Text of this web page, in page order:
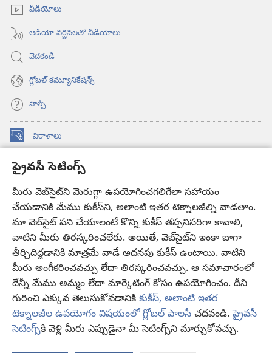
ప్రైవసీ సెటింగ్స్
మీరు వెబ్‌సైట్‌ని మెరుగ్గా ఉపయోగించగలిగేలా సహాయం
చేయడానికి మేము కుకీస్‌ని, అలాంటి ఇతర టెక్నాలజీల్ని వాడతాం.
మా వెబ్‌సైట్‌ పని చేయాలంటే కొన్ని కుకీస్‌ తప్పనిసరిగా కావాలి,
వాటిని మీరు తిరస్కరించలేరు. అయితే, వెబ్‌సైట్‌ని ఇంకా బాగా
తీర్చిదిద్దడానికి మాత్రమే వాడే అదనపు కుకీస్‌ ఉంటాయి. వాటిని
మీరు అంగీకరించవచ్చు లేదా తిరస్కరించవచ్చు. ఆ సమాచారంలో
దేన్నీ మేము అమ్మం లేదా మార్కెటింగ్‌ కోసం ఉపయోగించం. దీని
గురించి ఎక్కువ తెలుసుకోవడానికి కుకీస్, అలాంటి ఇతర
టెక్నాలజీల ఉపయోగం విషయంలో గ్లోబల్ పాలసీ చదవండి.ప్రైవసీ
సెటింగ్స్‌కి వెళ్లి మీరు ఎప్పుడైనా మీ సెటింగ్స్‌ని మార్చుకోవచ్చు.
అవుతుంది)వీడియోలు
ఆడియో వర్ణనలతో వీడియోలు
వెదకండి
గ్లోబల్‌ కమ్యూనికేషన్స్‌
హెల్ప్‌
విరాళాలు
(కొత్త
ఓపెన్‌ కావలికోట ఆన్‌లైన్‌ లైబ్రరీ
(కొత్త
విండో
ఓపెన్‌
అవుతుంది)
JW Hub
(కొత్త
విండో
ఓపెన్‌
అవుతుంది)
JW లైబ్రరీ
కావలికోట లైబ్రరీ
Copyright© 2026 Watch Tower Bible and Tract Society of Pennsylvania.
వినియోగంపై షరతులు| ప్రైవసీ పాలసీ| ప్రైవసీ సెటింగ్స్